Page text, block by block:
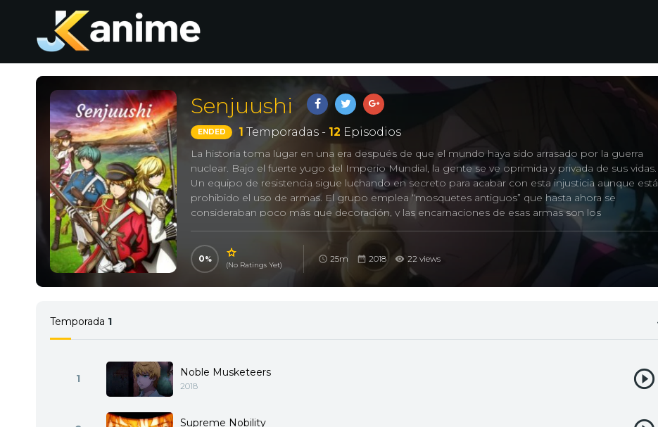
Senjuushi
ENDED 1 Temporadas - 12 Episodios
La historia toma lugar en una era después de que el mundo haya sido arrasado por la guerra
nuclear. Bajo el fuerte yugo del Imperio Mundial, la gente se ve oprimida y privada de sus vidas.
Un equipo de resistencia sigue luchando en secreto para acabar con esta injusticia aunque está
prohibido el uso de armas. El grupo emplea “mosquetes antiguos” que hasta ahora se
consideraban poco más que decoración, y las encarnaciones de esas armas son los
“mosqueteros” que aparecen para unirse a la lucha como respuesta a su espíritu justiciero.
0
(No Ratings Yet)
25m 2018 22 views
Temporada 1
1 Noble Musketeers
2018
Supreme Nobility